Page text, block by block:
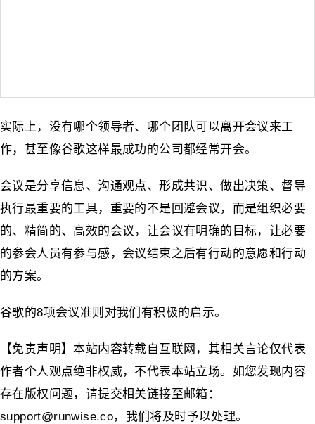
实际上，没有哪个领导者、哪个团队可以离开会议来工
作，甚至像谷歌这样最成功的公司都经常开会。
会议是分享信息、沟通观点、形成共识、做出决策、督导
执行最重要的工具，重要的不是回避会议，而是组织必要
的、精简的、高效的会议，让会议有明确的目标，让必要
的参会人员有参与感，会议结束之后有行动的意愿和行动
的方案。
谷歌的8项会议准则对我们有积极的启示。
【免责声明】本站内容转载自互联网，其相关言论仅代表
作者个人观点绝非权威，不代表本站立场。如您发现内容
存在版权问题，请提交相关链接至邮箱：
support@runwise.co，我们将及时予以处理。